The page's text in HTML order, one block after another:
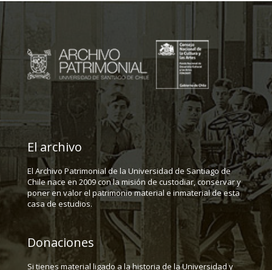
El archivo
El Archivo Patrimonial de la Universidad de Santiago de
Chile nace en 2009 con la misión de custodiar, conservar y
poner en valor el patrimonio material e inmaterial de esta
casa de estudios.
Donaciones
Si tienes material ligado a la historia de la Universidad y